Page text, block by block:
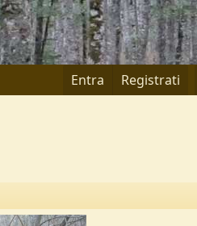
Entra Registrati